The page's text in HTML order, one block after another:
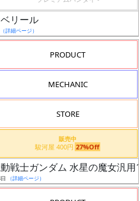
リール
（詳細ページ）
PRODUCT
MECHANIC
STORE
販売中
駿河屋 400円 27%Off
戦士ガンダム 水星の魔女汎用
（詳細ページ）